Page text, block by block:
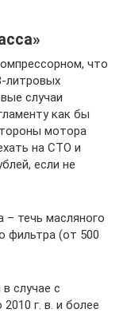
что
литровых
случаи
как бы
мотора
на СТО и
если не
– течь масляного
фильтра (от 500
случае с
г. в. и более